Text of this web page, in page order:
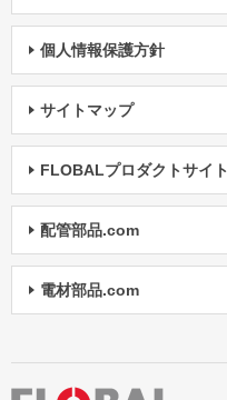
個人情報保護方針
サイトマップ
FLOBALプロダクトサイト
配管部品.com
電材部品.com